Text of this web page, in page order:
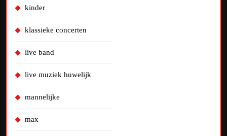
kinder
klassieke concerten
live band
live muziek huwelijk
mannelijke
max